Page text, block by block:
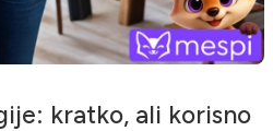
kratko, ali korisno